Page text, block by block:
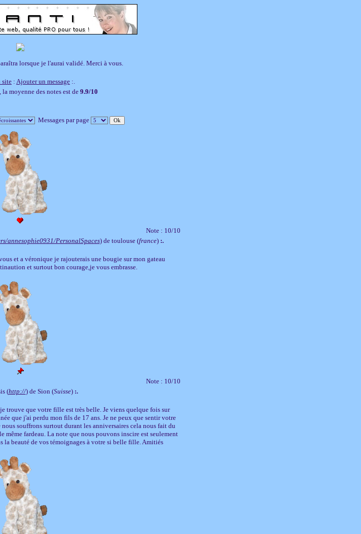
lorsque je l'aurai validé. Merci à vous.
site : Ajouter un message :.
la moyenne des notes est de 9.9/10
Messages par page
Note : 10/10
annesophie0931/PersonalSpaces) de toulouse (france) :.
et a véronique je rajouterais une bougie sur mon gateau
et surtout bon courage,je vous embrasse.
Note : 10/10
(http://) de Sion (Suisse) :.
trouve que votre fille est très belle. Je viens quelque fois sur
que j'ai perdu mon fils de 17 ans. Je ne peux que sentir votre
souffrons surtout durant les anniversaires cela nous fait du
même fardeau. La note que nous pouvons inscire est seulement
la beauté de vos témoignages à votre si belle fille. Amitiés